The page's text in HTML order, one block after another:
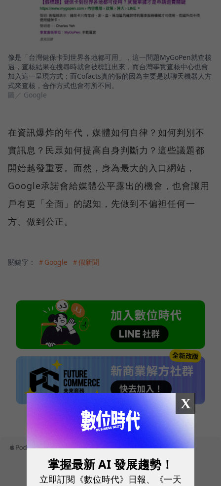
像是「台灣健保卡到世界各地都可用」，這一問題MyGoPen就查核
過，查核結果在搜尋時就會被標註出來，而台灣事實查核中心也會
加入這一呈現方式；而Cofacts真的假的因為主要是以聊天機器人方
式來查核，合作方式也會有所不同。
圖／ Google
在資訊爆炸的年代，媒體如何自律？如何判別不
實訊息？民眾如何提高自身判斷力？這些議題都
開始越發重要。而然，身為最大的入口網站，
Google承諾會給媒體公平露出的機會，也會讓用
戶有更「全面」的認知，先做到不偏袒任何一
方、做到公正。
關鍵字： ＃Google ＃假新聞
本網站內容未經允許，不得轉載。
X
掌握最新 AI 發展趨勢！
立即訂閱《數位時代》日報、《一天